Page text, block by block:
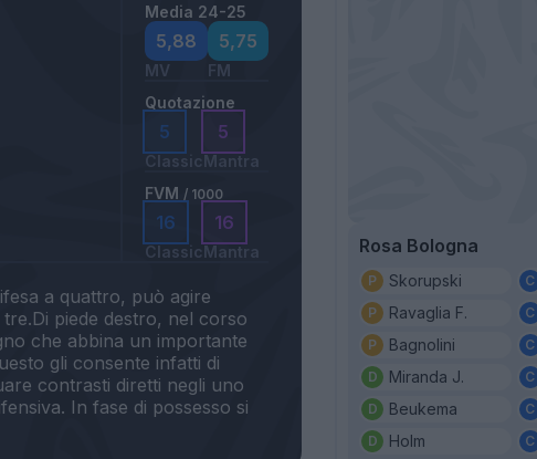
Media 24-25
5,88
MV
5,75
FM
Quotazione
5
Classic
5
Mantra
FVM / 1000
16
Classic
16
Mantra
a quattro, può agire
piede destro, nel corso
che abbina un importante
gli consente infatti di
contrasti diretti negli uno
In fase di possesso si
Rosa Bologna
Skorupski
Ravaglia F.
Bagnolini
Miranda J.
Beukema
Holm